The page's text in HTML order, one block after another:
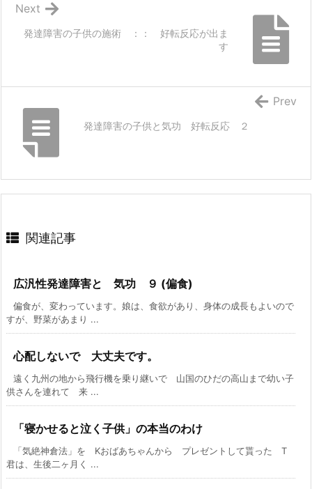
発達障害の子供の施術 ：： 好転反応が出ま
す
Next
発達障害の子供と気功 好転反応 ２
Prev
関連記事
広汎性発達障害と 気功 ９ (偏食)
偏食が、変わっています。娘は、食欲があり、身体の成長もよいので
すが、野菜があまり ...
心配しないで 大丈夫です。
遠く九州の地から飛行機を乗り継いで 山国のひだの高山まで幼い子
供さんを連れて 来 ...
「寝かせると泣く子供」の本当のわけ
「気絶神倉法」を Kおばあちゃんから プレゼントして貰った T
君は、生後二ヶ月く ...